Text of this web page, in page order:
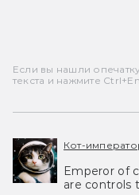
Если вы нашли
текста и нажмите
Кот-
Emperor of
are controls